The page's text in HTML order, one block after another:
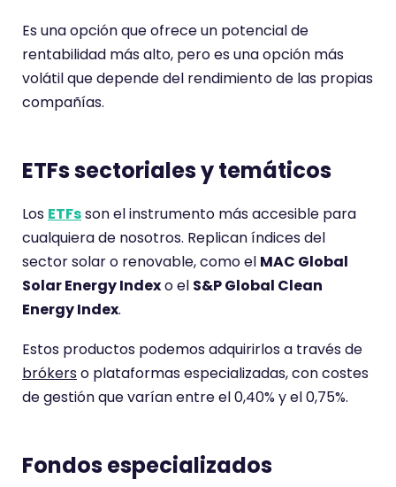
Es una opción que ofrece un potencial de
rentabilidad más alto, pero es una opción más
volátil que depende del rendimiento de las propias
compañías.
ETFs sectoriales y temáticos
Los ETFsson el instrumento más accesible para
cualquiera de nosotros. Replican índices del
sector solar o renovable, como el MAC Global
Solar Energy Indexo el S&P Global Clean
Energy Index.
Estos productos podemos adquirirlos a través de
brókerso plataformas especializadas, con costes
de gestión que varían entre el 0,40% y el 0,75%.
Fondos especializados